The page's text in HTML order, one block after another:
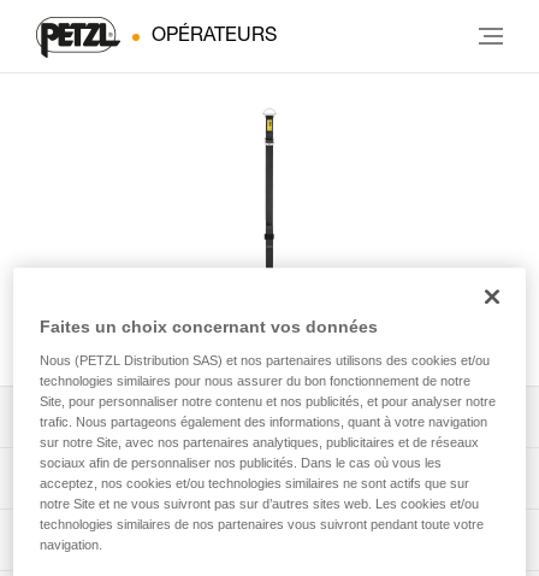
OPÉRATEURS
CONNEXION VARIO
Télécharger la notice technique (PDF)
Technical Notice
App pour contrôler et suivre vos EPI
découvrez ePPEcentre
Procédure de vérification EPI
Faites un choix concernant vos données
Nous (PETZL Distribution SAS) et nos partenaires utilisons des cookies et/ou
technologies similaires pour nous assurer du bon fonctionnement de notre
Site, pour personnaliser notre contenu et nos publicités, et pour analyser notre
trafic. Nous partageons également des informations, quant à votre navigation
sur notre Site, avec nos partenaires analytiques, publicitaires et de réseaux
sociaux afin de personnaliser nos publicités. Dans le cas où vous les
acceptez, nos cookies et/ou technologies similaires ne sont actifs que sur
notre Site et ne vous suivront pas sur d’autres sites web. Les cookies et/ou
technologies similaires de nos partenaires vous suivront pendant toute votre
navigation.